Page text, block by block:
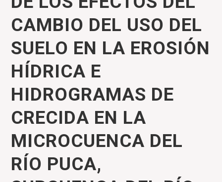
CAMBIO DEL USO DEL
SUELO EN LA EROSIÓN
HÍDRICA E
HIDROGRAMAS DE
CRECIDA EN LA
MICROCUENCA DEL
RÍO PUCA,